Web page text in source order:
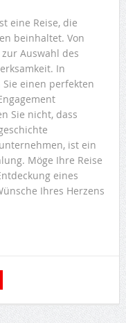
eine Reise, die
beinhaltet. Von
Auswahl des
In
einen perfekten
Sie nicht, dass
ist ein
Möge Ihre Reise
eines
Ihres Herzens